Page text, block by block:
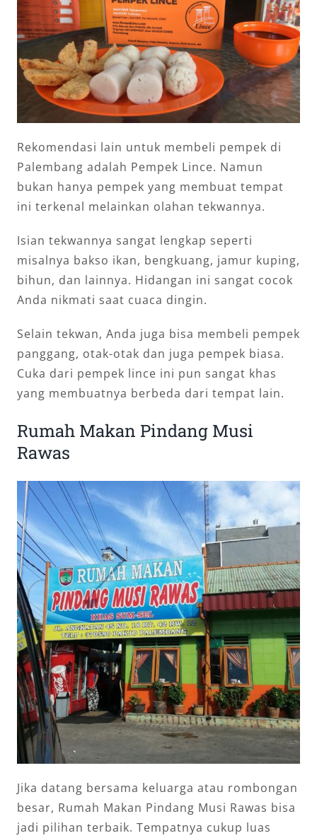
Rekomendasi lain untuk membeli pempek di
Palembang adalah Pempek Lince. Namun
bukan hanya pempek yang membuat tempat
ini terkenal melainkan olahan tekwannya.
Isian tekwannya sangat lengkap seperti
misalnya bakso ikan, bengkuang, jamur kuping,
bihun, dan lainnya. Hidangan ini sangat cocok
Anda nikmati saat cuaca dingin.
Selain tekwan, Anda juga bisa membeli pempek
panggang, otak-otak dan juga pempek biasa.
Cuka dari pempek lince ini pun sangat khas
yang membuatnya berbeda dari tempat lain.
Rumah Makan Pindang Musi
Rawas
Jika datang bersama keluarga atau rombongan
besar, Rumah Makan Pindang Musi Rawas bisa
jadi pilihan terbaik. Tempatnya cukup luas